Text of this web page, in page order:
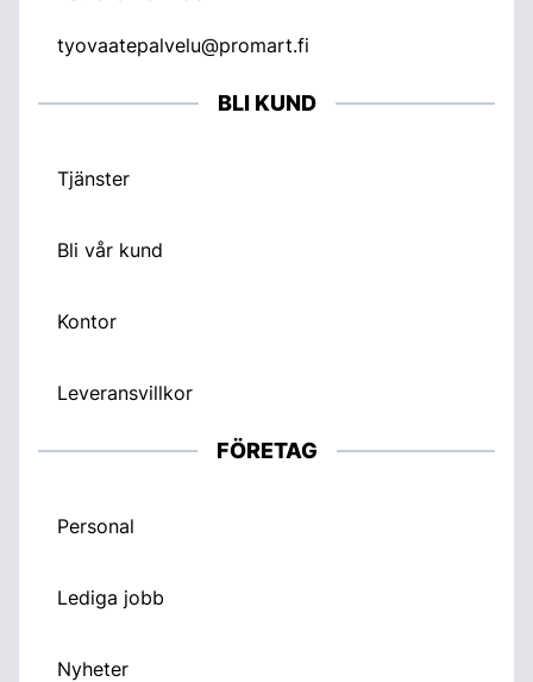
tyovaatepalvelu@promart.fi
BLI KUND
Tjänster
Bli vår kund
Kontor
Leveransvillkor
FÖRETAG
Personal
Lediga jobb
Nyheter